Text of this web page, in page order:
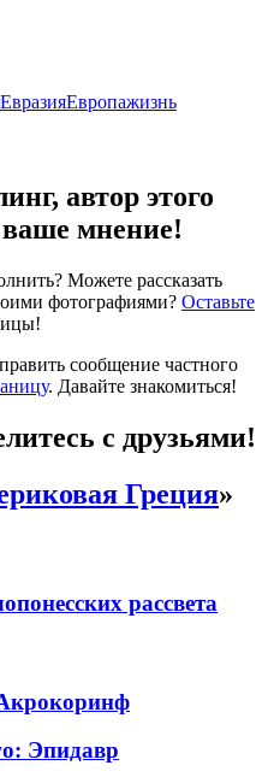
ЕвразияЕвропажизнь
автор этого
мнение!
Можете рассказать
фотографиями? Оставьте
сообщение частного
. Давайте знакомиться!
с друзьями!
Греция»
рассвета
Эпидавр